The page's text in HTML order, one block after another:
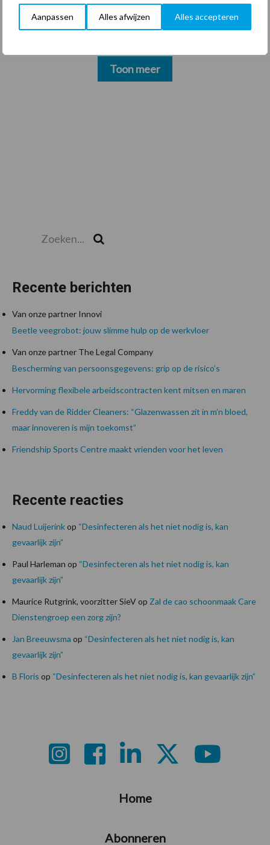
Aanpassen Alles afwijzen Alles accepteren
oud-schoonmakers alsnog betalen
Toon meer
Recente berichten
Van onze partner Innovi
Beetle veegrobot: jouw slimme hulp op de werkvloer
Van onze partner The Legal Company
Bescherming van persoonsgegevens: grip op de risico’s
Hervorming flexibele arbeidscontracten kent mitsen en maren
Freddy van de Ridder Cleaners: “Glazenwassen zit in m’n bloed,
maar innoveren is mijn toekomst”
Friendship Sports Centre maakt vrienden voor het leven
Recente reacties
Naud Luijerinkop “Desinfecteren als het niet nodig is, kan
gevaarlijk zijn”
Paul Harleman op “Desinfecteren als het niet nodig is, kan
gevaarlijk zijn”
Maurice Rutgrink, voorzitter SieVop Zal de cao schoonmaak Care
Dienstengroep een zorg zijn?
Jan Breeuwsma op “Desinfecteren als het niet nodig is, kan
gevaarlijk zijn”
B Floris op “Desinfecteren als het niet nodig is, kan gevaarlijk zijn”
Home
Abonneren